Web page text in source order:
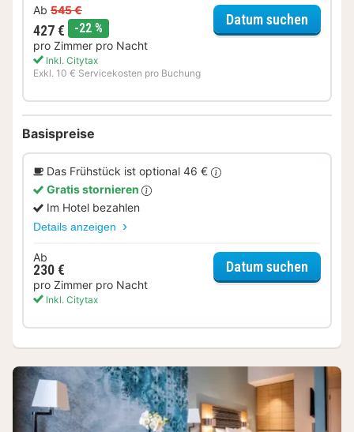
Ab 545 €
427 € -22 %
pro Zimmer pro Nacht
Inkl. Citytax
Exkl. 10 € Servicekosten pro Buchung
Datum suchen
Basispreise
Das Frühstück ist optional 46 €
Gratis stornieren
Im Hotel bezahlen
Details anzeigen
Ab
230 €
pro Zimmer pro Nacht
Inkl. Citytax
Datum suchen